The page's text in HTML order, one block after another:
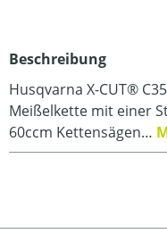
Beschreibung
Husqvarna X-CUT®
Meißelkette mit einer
60ccm Kettensägen…